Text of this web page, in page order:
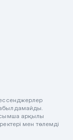
арқылы
мен төлемді